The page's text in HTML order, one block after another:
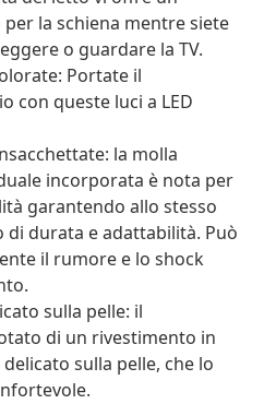
la schiena mentre siete
o guardare la TV.
Portate il
con queste luci a LED
la molla
incorporata è nota per
garantendo allo stesso
durata e adattabilità. Può
il rumore e lo shock
sulla pelle: il
di un rivestimento in
sulla pelle, che lo